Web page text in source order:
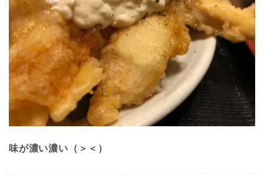
味が濃い濃い（＞＜）